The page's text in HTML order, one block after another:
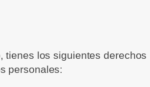
tienes los siguientes derechos
personales: